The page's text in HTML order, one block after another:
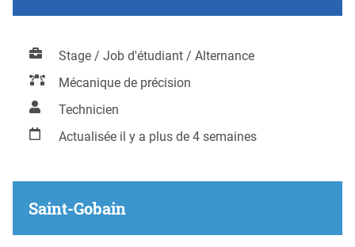
Stage / Job d'étudiant / Alternance
Mécanique de précision
Technicien
Actualisée il y a plus de 4 semaines
Saint-Gobain